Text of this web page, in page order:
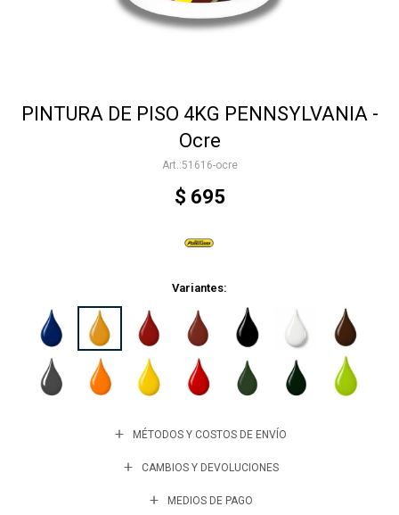
PINTURA DE PISO 4KG PENNSYLVANIA -
Ocre
51616-ocre
$ 695
Variantes:
MÉTODOS Y COSTOS DE ENVÍO
CAMBIOS Y DEVOLUCIONES
MEDIOS DE PAGO
Varios